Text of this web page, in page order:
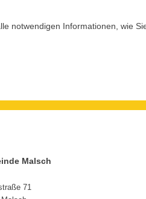
notwendigen Informationen, wie
Malsch
71